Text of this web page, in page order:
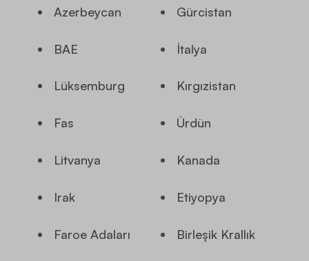
Azerbeycan Gürcistan
BAE İtalya
Lüksemburg Kırgızistan
Fas Ürdün
Litvanya Kanada
Irak Etiyopya
Faroe Adaları Birleşik Krallık